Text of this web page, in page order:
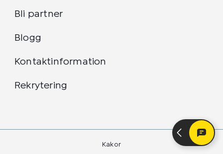
Bli partner
Blogg
Kontaktinformation
Rekrytering
Kakor